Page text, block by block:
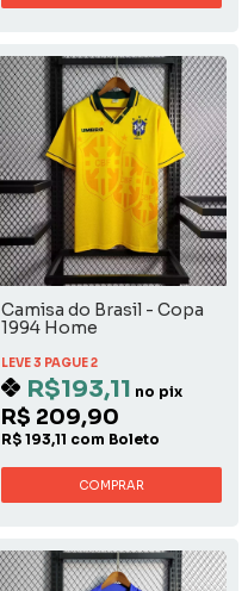
Camisa do Brasil - Copa
1994 Home
LEVE 3 PAGUE 2
R$193,11 no pix
R$ 209,90
R$ 193,11 com Boleto
COMPRAR